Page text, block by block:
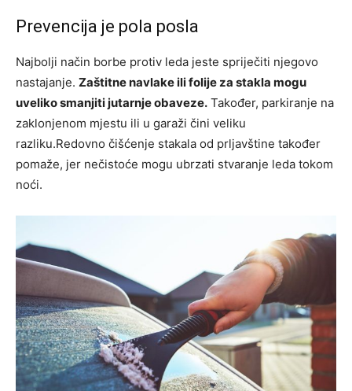
Prevencija je pola posla
Najbolji način borbe protiv leda jeste spriječiti njegovo
nastajanje. Zaštitne navlake ili folije za stakla mogu
uveliko smanjiti jutarnje obaveze. Također, parkiranje na
zaklonjenom mjestu ili u garaži čini veliku
razliku.Redovno čišćenje stakala od prljavštine također
pomaže, jer nečistoće mogu ubrzati stvaranje leda tokom
noći.